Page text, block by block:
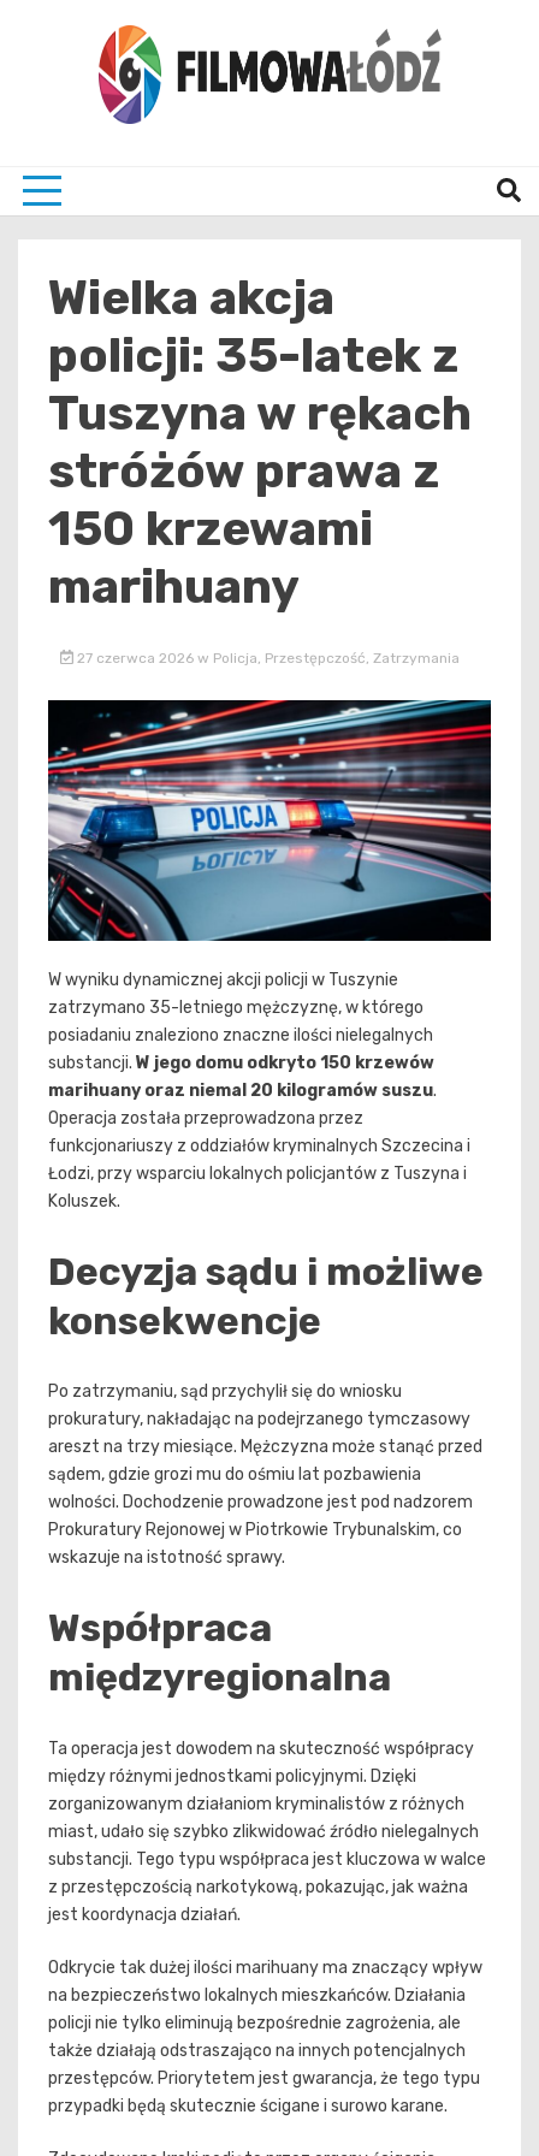
Wielka akcja
policji: 35-latek z
Tuszyna w rękach
stróżów prawa z
150 krzewami
marihuany
27 czerwca 2026 w Policja Przestępczość Zatrzymania
W wyniku dynamicznej akcji policji w Tuszynie
zatrzymano 35-letniego mężczyznę, w którego
posiadaniu znaleziono znaczne ilości nielegalnych
substancji. W jego domu odkryto 150 krzewów
marihuany oraz niemal 20 kilogramów suszu.
Operacja została przeprowadzona przez
funkcjonariuszy z oddziałów kryminalnych Szczecina i
Łodzi, przy wsparciu lokalnych policjantów z Tuszyna i
Koluszek.
Decyzja sądu i możliwe
konsekwencje
Po zatrzymaniu, sąd przychylił się do wniosku
prokuratury, nakładając na podejrzanego tymczasowy
areszt na trzy miesiące. Mężczyzna może stanąć przed
sądem, gdzie grozi mu do ośmiu lat pozbawienia
wolności. Dochodzenie prowadzone jest pod nadzorem
Prokuratury Rejonowej w Piotrkowie Trybunalskim, co
wskazuje na istotność sprawy.
Współpraca
międzyregionalna
Ta operacja jest dowodem na skuteczność współpracy
między różnymi jednostkami policyjnymi. Dzięki
zorganizowanym działaniom kryminalistów z różnych
miast, udało się szybko zlikwidować źródło nielegalnych
substancji. Tego typu współpraca jest kluczowa w walce
z przestępczością narkotykową, pokazując, jak ważna
jest koordynacja działań.
Odkrycie tak dużej ilości marihuany ma znaczący wpływ
na bezpieczeństwo lokalnych mieszkańców. Działania
policji nie tylko eliminują bezpośrednie zagrożenia, ale
także działają odstraszająco na innych potencjalnych
przestępców. Priorytetem jest gwarancja, że tego typu
przypadki będą skutecznie ścigane i surowo karane.